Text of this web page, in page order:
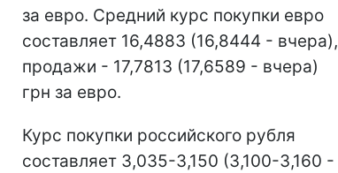
за евро. Средний курс покупки евро
составляет 16,4883 (16,8444 - вчера),
продажи - 17,7813 (17,6589 - вчера)
грн за евро.
Курс покупки российского рубля
составляет 3,035-3,150 (3,100-3,160 -